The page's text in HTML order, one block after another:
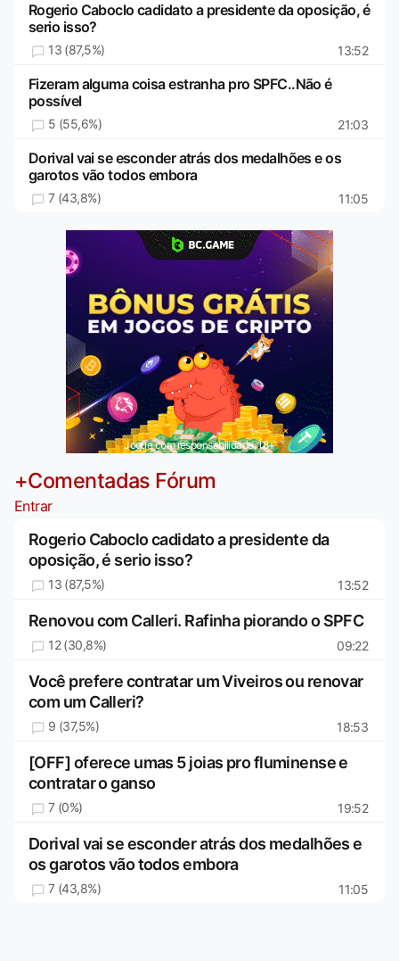
Rogerio Caboclo cadidato a presidente da oposição, é
serio isso?
13 (87,5%) 13:52
Fizeram alguma coisa estranha pro SPFC..Não é
possível
5 (55,6%) 21:03
Dorival vai se esconder atrás dos medalhões e os
garotos vão todos embora
7 (43,8%) 11:05
Jogue com responsabilidade. 18+
+Comentadas Fórum
Entrar
Rogerio Caboclo cadidato a presidente da
oposição, é serio isso?
13 (87,5%) 13:52
Renovou com Calleri. Rafinha piorando o SPFC
12 (30,8%) 09:22
Você prefere contratar um Viveiros ou renovar
com um Calleri?
9 (37,5%) 18:53
[OFF] oferece umas 5 joias pro fluminense e
contratar o ganso
7 (0%) 19:52
Dorival vai se esconder atrás dos medalhões e
os garotos vão todos embora
7 (43,8%) 11:05